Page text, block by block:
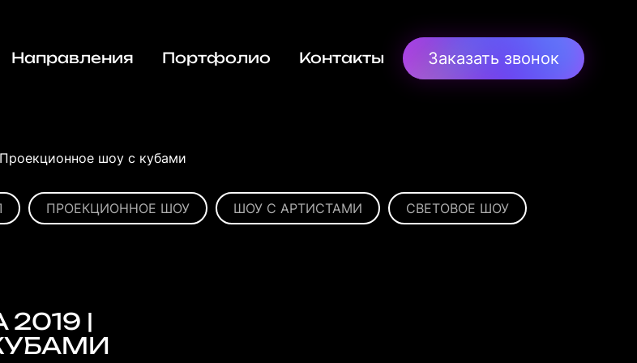
Направления Портфолио Контакты Заказать звонок
шоу с кубами
ПРОЕКЦИОННОЕ ШОУ ШОУ С АРТИСТАМИ СВЕТОВОЕ ШОУ
|